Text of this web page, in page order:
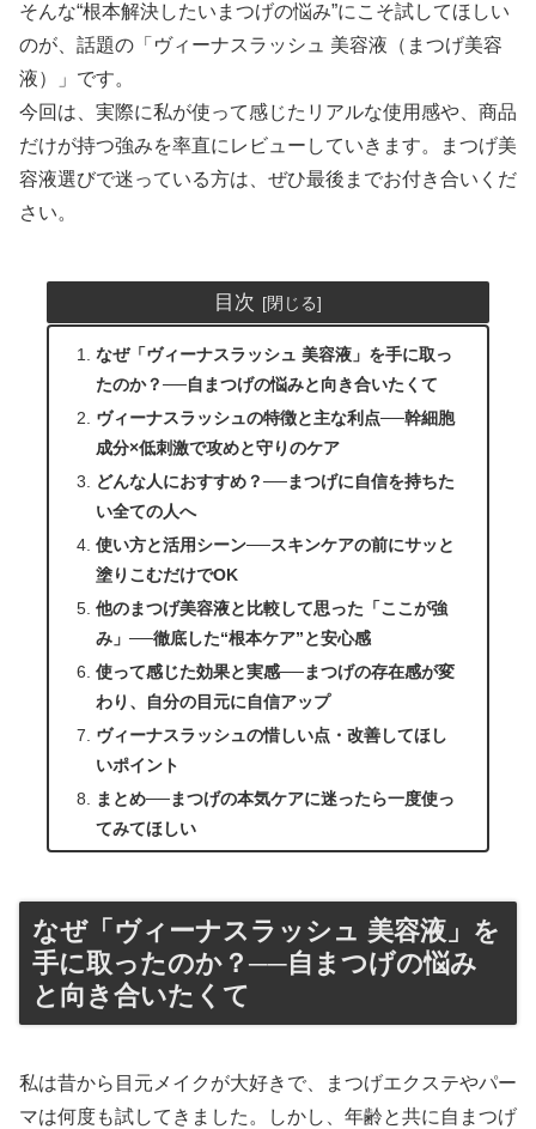
そんな“根本解決したいまつげの悩み”にこそ試してほしい
のが、話題の「ヴィーナスラッシュ 美容液（まつげ美容
液）」です。
今回は、実際に私が使って感じたリアルな使用感や、商品
だけが持つ強みを率直にレビューしていきます。まつげ美
容液選びで迷っている方は、ぜひ最後までお付き合いくだ
さい。
目次
なぜ「ヴィーナスラッシュ 美容液」を手に取っ
たのか？──自まつげの悩みと向き合いたくて
ヴィーナスラッシュの特徴と主な利点──幹細胞
成分×低刺激で攻めと守りのケア
どんな人におすすめ？──まつげに自信を持ちた
い全ての人へ
使い方と活用シーン──スキンケアの前にサッと
塗りこむだけでOK
他のまつげ美容液と比較して思った「ここが強
み」──徹底した“根本ケア”と安心感
使って感じた効果と実感──まつげの存在感が変
わり、自分の目元に自信アップ
ヴィーナスラッシュの惜しい点・改善してほし
いポイント
まとめ──まつげの本気ケアに迷ったら一度使っ
てみてほしい
なぜ「ヴィーナスラッシュ 美容液」を
手に取ったのか？──自まつげの悩み
と向き合いたくて
私は昔から目元メイクが大好きで、まつげエクステやパー
マは何度も試してきました。しかし、年齢と共に自まつげ